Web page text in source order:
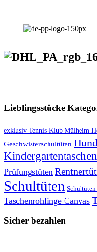
Lieblingsstücke
exklusiv Tennis-Klub Mülheim
Geschwisterschultüten
Kindergartentaschen
Prüfungstüten
Schultüten Schultüten
Taschenrohlinge Canvas
Sicher bezahlen